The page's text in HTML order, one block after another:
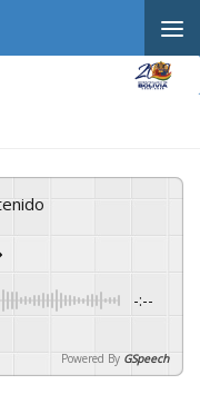
-:--
Powered By GSpeech